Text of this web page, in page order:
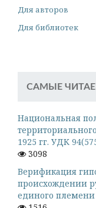
Для авторов
Для библиотек
САМЫЕ
Национальная
1925 гг. УДК
3098
Верификация
происхождении
единого